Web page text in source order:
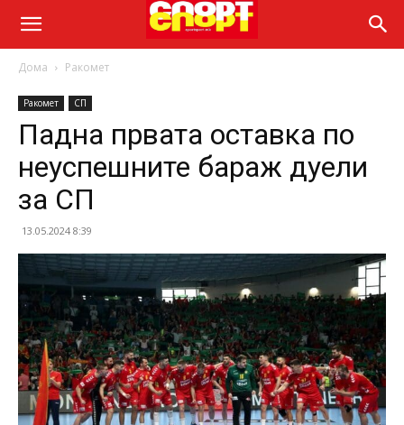
Дома Ракомет
Ракомет СП
Падна првата оставка по
неуспешните бараж дуели
за СП
13.05.2024 8:39